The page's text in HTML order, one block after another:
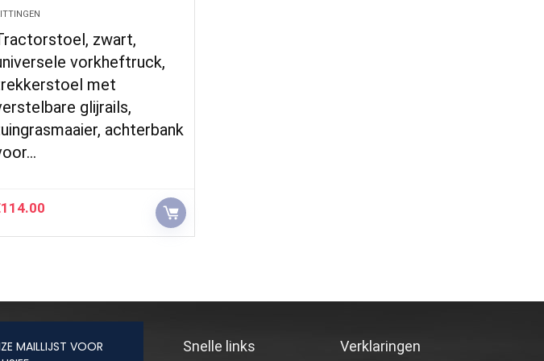
zwart,
vorkheftruck,
met
glijrails,
achterbank
114.00
MAILLIJST VOOR
Snelle links Verklaringen